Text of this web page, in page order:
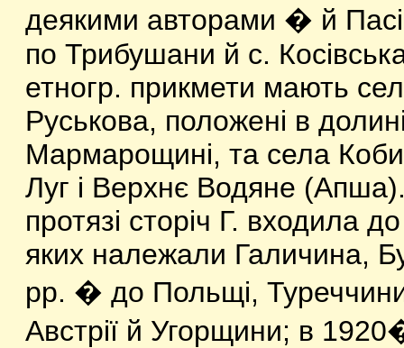
деякими авторами � й
по Трибушани й с.
етногр. прикмети мають
Руськова, положені в
Мармарощині, та села
Луг і Верхнє Водяне
протязі сторіч Г. входила
яких належали Галичина,
рр. � до Польщі,
Австрії й Угорщини; в